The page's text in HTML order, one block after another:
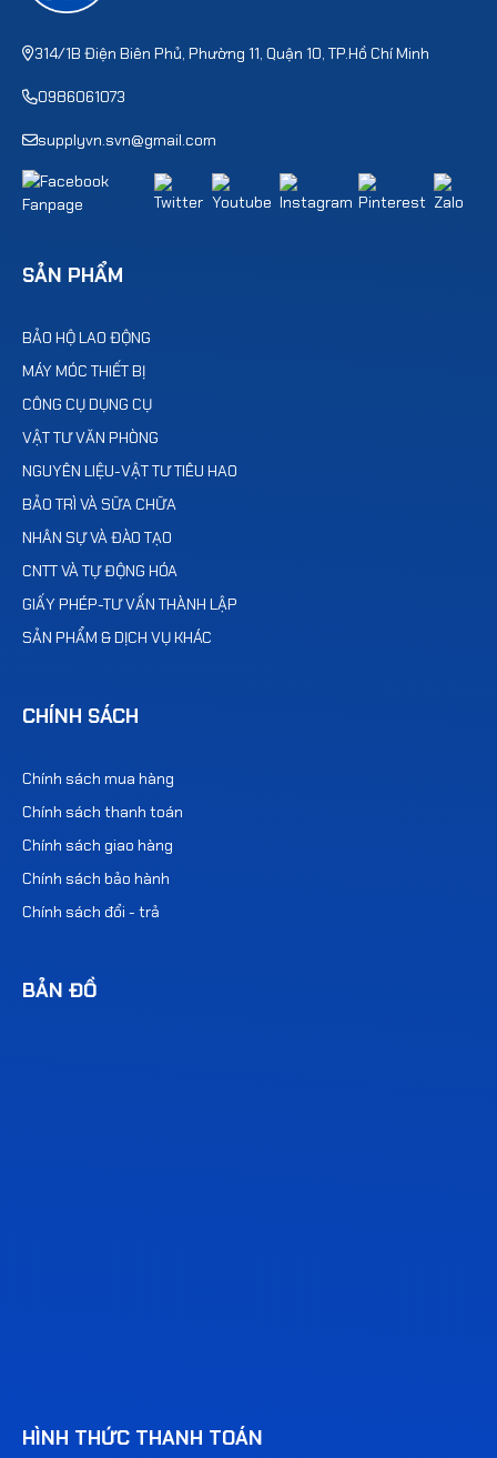
314/1B Điện Biên Phủ, Phường 11, Quận 10, TP.Hồ Chí Minh
0986061073
supplyvn.svn@gmail.com
SẢN PHẨM
BẢO HỘ LAO ĐỘNG
MÁY MÓC THIẾT BỊ
CÔNG CỤ DỤNG CỤ
VẬT TƯ VĂN PHÒNG
NGUYÊN LIỆU-VẬT TƯ TIÊU HAO
BẢO TRÌ VÀ SỮA CHỮA
NHÂN SỰ VÀ ĐÀO TẠO
CNTT VÀ TỰ ĐỘNG HÓA
GIẤY PHÉP-TƯ VẤN THÀNH LẬP
SẢN PHẨM & DỊCH VỤ KHÁC
CHÍNH SÁCH
Chính sách mua hàng
Chính sách thanh toán
Chính sách giao hàng
Chính sách bảo hành
Chính sách đổi - trả
BẢN ĐỒ
HÌNH THỨC THANH TOÁN